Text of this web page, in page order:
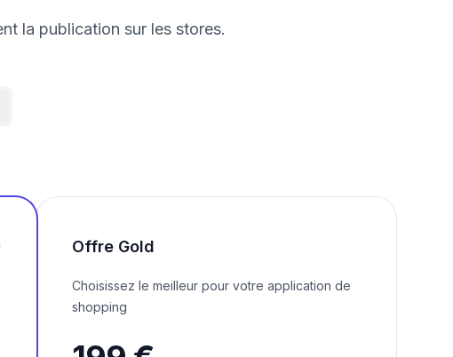
la publication sur les stores.
Offre Gold
Choisissez le meilleur pour votre application de
shopping